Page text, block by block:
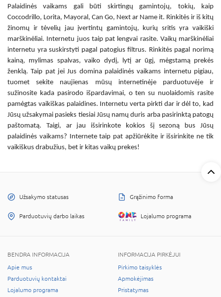
Palaidinės vaikams gali būti skirtingų gamintojų, tokių, kaip
Coccodrillo, Lorita, Mayoral, Can Go, Next ar Name it. Rinkitės ir iš kitų
žinomų ir tėvelių jau įvertintų gamintojų, kurių sritis yra vaikiški
marškinėliai. Internetu juos taip pat lengvai rasite. Vaikų marškinėliai
internetu yra suskirstyti pagal patogius filtrus. Rinkitės pagal norimą
kainą, mylimas spalvas, vaiko dydį, lytį ar ūgį, mėgstamą prekės
ženklą. Taip pat jei Jus domina palaidinės vaikams internetu pigiau,
tuomet sekite naujienas mūsų internetinėje parduotuvėje ir
sužinosite kada pasirodo išpardavimai, o ten su nuolaidomis rasite
pamėgtas vaikiškas palaidines. Internetu verta pirkti dar ir dėl to, kad
Jūsų užsakymai pasieks tiesiai Jūsų namų duris arba pasirinktą patogų
paštomatą. Taigi, ar jau išsirinkote kokios šį sezoną bus Jūsų
palaidinės vaikams? Internetetaip pat apžiūrėkite ir išsirinkite ne tik
vaikiškus drabužius, bet ir kitas vaikų prekes!
Užsakymo statusas Grąžinimo forma
Parduotuvių darbo laikas Lojalumo programa
BENDRA INFORMACIJA
Apie mus
Parduotuvių kontaktai
Lojalumo programa
INFORMACIJA PIRKĖJUI
Pirkimo taisyklės
Apmokėjimas
Pristatymas